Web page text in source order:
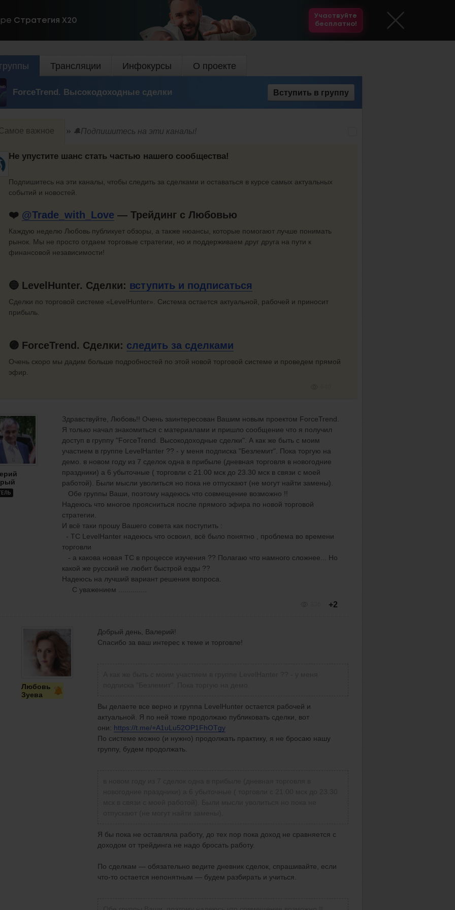
Стратегия Х20
Участвуйте
бесплатно!
Трансляции Инфокурсы О проекте
ForceTrend. Высокодоходные сделки Вступить в группу
важное 🔔Подпишитесь на эти каналы!
Не упустите шанс стать частью нашего сообщества!
Подпишитесь на эти каналы, чтобы следить за сделками и оставаться в курсе самых актуальных
событий и новостей.
❤️ @Trade_with_Love — Трейдинг с Любовью
Каждую неделю Любовь публикует обзоры, а также нюансы, которые помогают лучше понимать
рынок. Мы не просто отдаем торговые стратегии, но и поддерживаем друг друга на пути к
финансовой независимости!
🔵 LevelHunter. Сделки: вступить и подписаться
Сделки по торговой системе «LevelHunter». Система остается актуальной, рабочей и приносит
прибыль.
🟣 ForceTrend. Сделки: следить за сделками
Очень скоро мы дадим больше подробностей по этой новой торговой системе и проведем прямой
эфир.
Здравствуйте, Любовь!! Очень заинтересован Вашим новым проектом ForceTrend.
Я только начал знакомиться с материалами и пришло сообщение что я получил
доступ в группу "ForceTrend. Высокодоходные сделки". А как же быть с моим
участием в группе LevelHanter ?? - у меня подписка "Безлемит". Пока торгую на
демо. в новом году из 7 сделок одна в прибыле (дневная торговля в новогодние
праздники) а 6 убыточные ( торговли с 21.00 мск до 23.30 мск в связи с моей
работой). Были мысли уволиться но пока не отпускают (не могут найти замены).
Обе группы Ваши, поэтому надеюсь что совмещение возможно !!
Надеюсь что многое проясниться после прямого эфира по новой торговой
стратегии.
И всё таки прошу Вашего совета как поступить :
- ТС LevelHanter надеюсь что освоил, всё было понятно , проблема во времени
торговли
- а какова новая ТС в процессе изучения ?? Полагаю что намного сложнее... Но
какой же русский не любит быстрой езды ??
Надеюсь на лучший вариант решения вопроса.
С уважением ..............
+2
Любовь
Зуева
Добрый день, Валерий!
Спасибо за ваш интерес к теме и торговле!
Вы делаете все верно и группа LevelHunter остается рабочей и
актуальной. Я по ней тоже продолжаю публиковать сделки, вот
они: https://t.me/+A1uLu52OP1FhOTgy
По системе можно (и нужно) продолжать практику, я не бросаю нашу
группу, будем продолжать.
Я бы пока не оставляла работу, до тех пор пока доход не сравняется с
доходом от трейдинга не надо бросать работу.
По сделкам — обязательно ведите дневник сделок, спрашивайте, если
что-то остается непонятным — будем разбирать и учиться.